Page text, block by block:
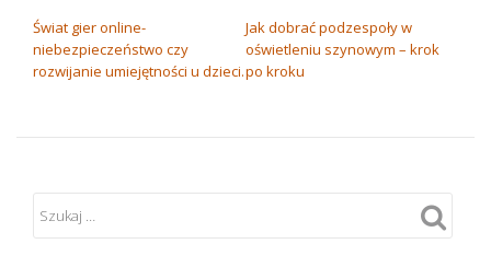
Świat gier online-
niebezpieczeństwo czy
rozwijanie umiejętności u dzieci.
Jak dobrać podzespoły w
oświetleniu szynowym – krok
po kroku